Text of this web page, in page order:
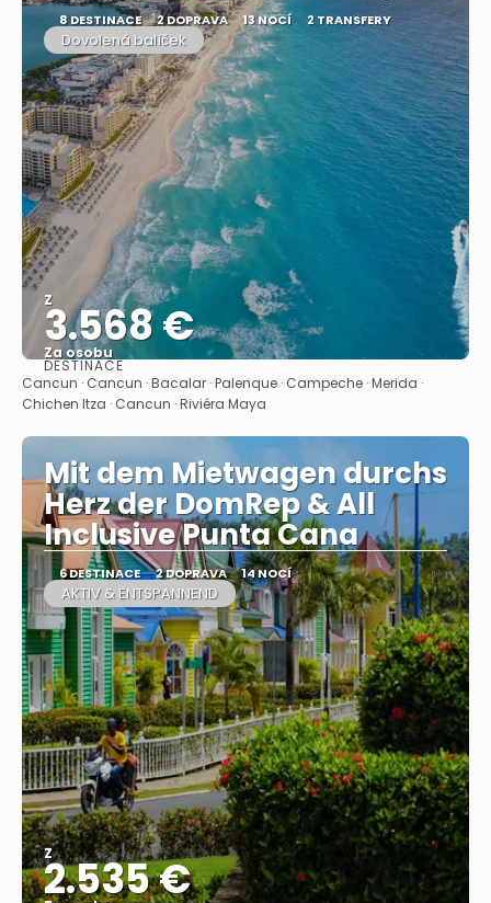
8 DESTINACE 2 DOPRAVA 13 NOCÍ 2 TRANSFERY
Dovolená balíček
Z
3.568 €
Za osobu
Zobrazit
DESTINACE
Cancun · Cancun · Bacalar · Palenque · Campeche · Merida ·
Chichen Itza · Cancun · Riviéra Maya
Mit dem Mietwagen durchs
Herz der DomRep & All
Inclusive Punta Cana
6 DESTINACE 2 DOPRAVA 14 NOCÍ
AKTIV & ENTSPANNEND
Z
2.535 €